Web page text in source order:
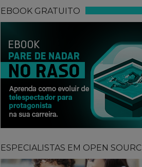
EBOOK GRATUITO
ESPECIALISTAS EM OPEN